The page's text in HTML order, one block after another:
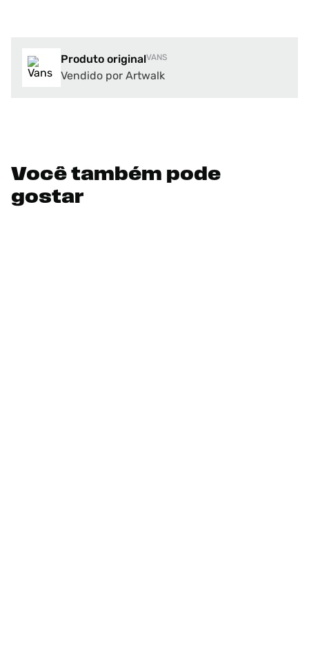
Produto originalVANS
Vendido por Artwalk
Você também pode
gostar